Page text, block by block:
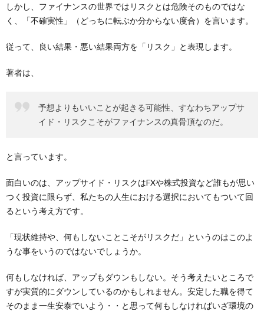
しかし、ファイナンスの世界ではリスクとは危険そのものではな
く、「不確実性」（どっちに転ぶか分からない度合）を言います。
従って、良い結果・悪い結果両方を「リスク」と表現します。
著者は、
予想よりもいいことが起きる可能性、すなわちアップサ
イド・リスクこそがファイナンスの真骨頂なのだ。
と言っています。
面白いのは、アップサイド・リスクはFXや株式投資など誰もが思い
つく投資に限らず、私たちの人生における選択においてもついて回
るという考え方です。
「現状維持や、何もしないことこそがリスクだ」というのはこのよ
うな事をいうのではないでしょうか。
何もしなければ、アップもダウンもしない。そう考えたいところで
すが実質的にダウンしているのかもしれません。安定した職を得て
そのまま一生安泰でいよう・・と思って何もしなければいざ環境の